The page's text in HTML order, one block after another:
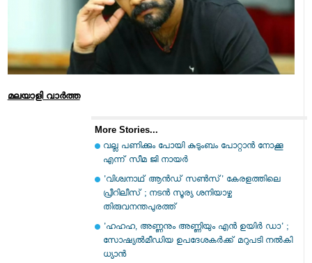
മലയാളി വാര്‍ത്ത
More Stories...
വല്ല പണിക്കും പോയി കുടുംബം പോറ്റാന്‍ നോക്കൂ
എന്ന് സീമ ജി നായര്‍
'വിശ്വനാഥ് ആന്‍ഡ് സണ്‍സ്' കേരളത്തിലെ
പ്രീറിലീസ് ; നടന്‍ സൂര്യ ശനിയാഴ്ച
തിരുവനന്തപുരത്ത്
'ഹഹഹ, അണ്ണനും അണ്ണിയും എന്‍ ഉയിര്‍ ഡാ' ;
സോഷ്യല്‍മീഡിയ ഉപദേശകര്‍ക്ക് മറുപടി നല്‍കി
ധ്യാന്‍